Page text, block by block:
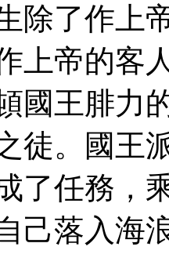
除了作上
上帝的客
國王腓力
徒。國王
了任務，
己落入海